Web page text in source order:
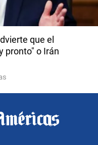
que el
pronto" o Irán